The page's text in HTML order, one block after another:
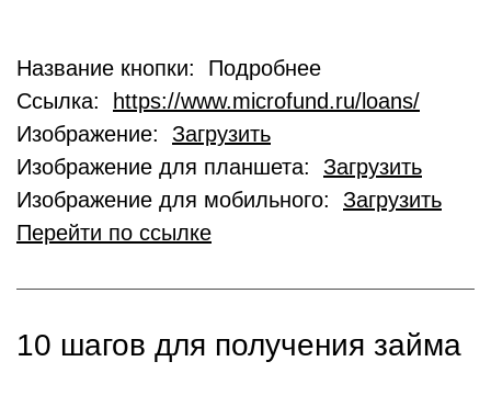
Название кнопки: Подробнее
Ссылка:
https://www.microfund.ru/loans/
Изображение: Загрузить
Изображение для планшета: Загрузить
Изображение для мобильного: Загрузить
Перейти по ссылке
10 шагов для получения займа